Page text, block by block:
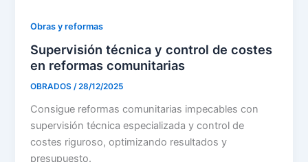
Obras y reformas
Supervisión técnica y control de costes
en reformas comunitarias
OBRADOS/28/12/2025
Consigue reformas comunitarias impecables con
supervisión técnica especializada y control de
costes riguroso, optimizando resultados y
presupuesto.